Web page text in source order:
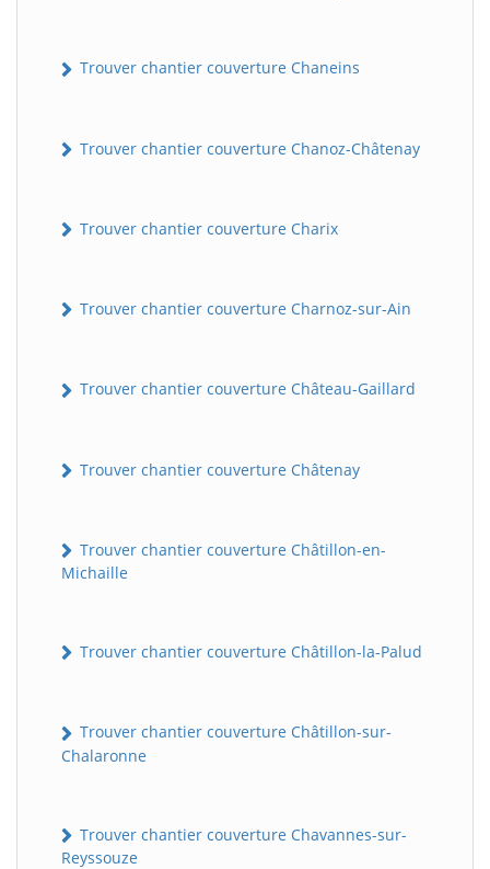
Trouver chantier couverture Chaneins
Trouver chantier couverture Chanoz-Châtenay
Trouver chantier couverture Charix
Trouver chantier couverture Charnoz-sur-Ain
Trouver chantier couverture Château-Gaillard
Trouver chantier couverture Châtenay
Trouver chantier couverture Châtillon-en-
Michaille
Trouver chantier couverture Châtillon-la-Palud
Trouver chantier couverture Châtillon-sur-
Chalaronne
Trouver chantier couverture Chavannes-sur-
Reyssouze